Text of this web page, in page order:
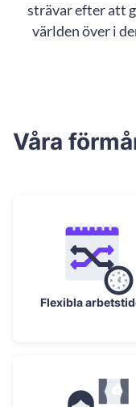
strävar efter att
världen över i
Våra
Flexibla